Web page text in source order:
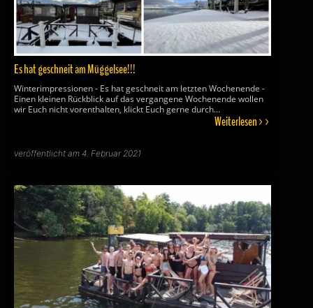
Es hat geschneit am Müggelsee!!!
Winterimpressionen - Es hat geschneit am letzten Wochenende -
Einen kleinen Rückblick auf das vergangene Wochenende wollen
wir Euch nicht vorenthalten, klickt Euch gerne durch…
Weiterlesen >>
veröffentlicht am 4. Februar 2021